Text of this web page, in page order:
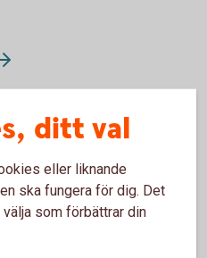
priser och
flera av våra tjänster
ditt val
eller liknande
ska fungera för dig. Det
som förbättrar din